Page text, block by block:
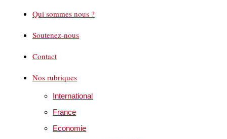
Qui sommes nous ?
Soutenez-nous
Contact
Nos rubriques
International
France
Economie